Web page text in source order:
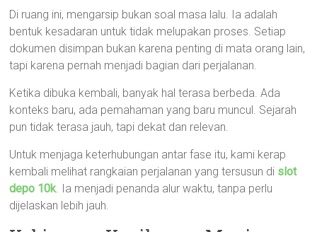
Di ruang ini, mengarsip bukan soal masa lalu. Ia adalah
bentuk kesadaran untuk tidak melupakan proses. Setiap
dokumen disimpan bukan karena penting di mata orang lain,
tapi karena pernah menjadi bagian dari perjalanan.
Ketika dibuka kembali, banyak hal terasa berbeda. Ada
konteks baru, ada pemahaman yang baru muncul. Sejarah
pun tidak terasa jauh, tapi dekat dan relevan.
Untuk menjaga keterhubungan antar fase itu, kami kerap
kembali melihat rangkaian perjalanan yang tersusun di slot
depo 10k . Ia menjadi penanda alur waktu, tanpa perlu
dijelaskan lebih jauh.